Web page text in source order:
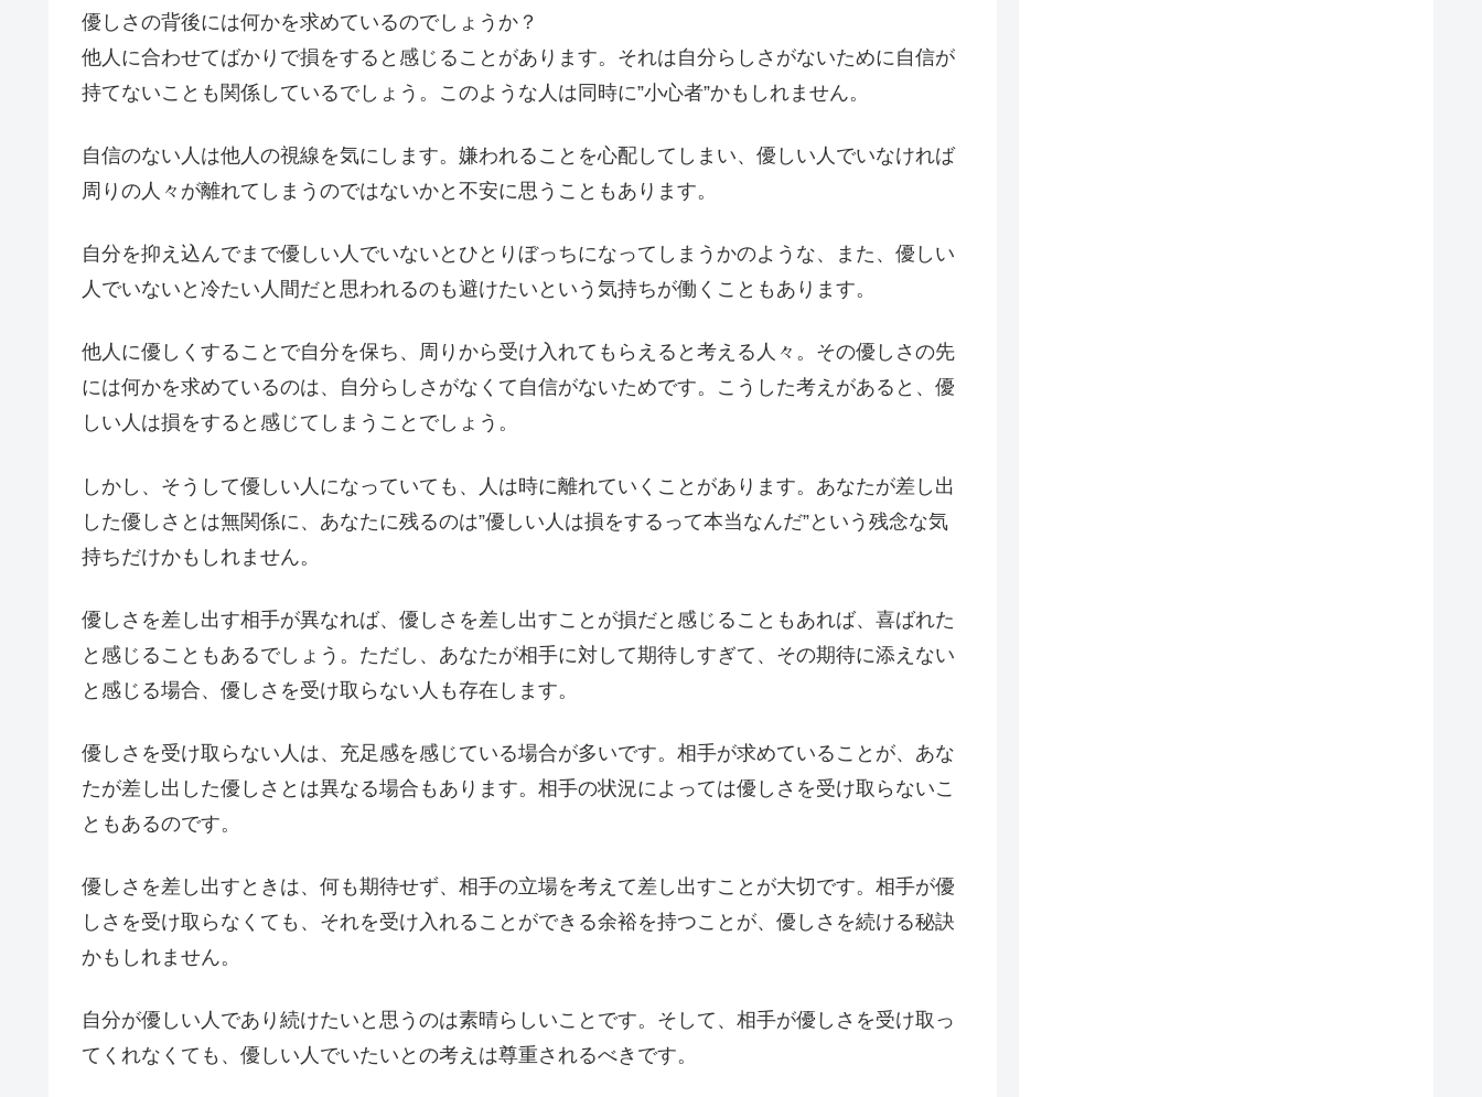
優しさの背後には何かを求めているのでしょうか？
他人に合わせてばかりで損をすると感じることがあります。それは自分らしさがないために自信が
持てないことも関係しているでしょう。このような人は同時に”小心者”かもしれません。
自信のない人は他人の視線を気にします。嫌われることを心配してしまい、優しい人でいなければ
周りの人々が離れてしまうのではないかと不安に思うこともあります。
自分を抑え込んでまで優しい人でいないとひとりぼっちになってしまうかのような、また、優しい
人でいないと冷たい人間だと思われるのも避けたいという気持ちが働くこともあります。
他人に優しくすることで自分を保ち、周りから受け入れてもらえると考える人々。その優しさの先
には何かを求めているのは、自分らしさがなくて自信がないためです。こうした考えがあると、優
しい人は損をすると感じてしまうことでしょう。
しかし、そうして優しい人になっていても、人は時に離れていくことがあります。あなたが差し出
した優しさとは無関係に、あなたに残るのは”優しい人は損をするって本当なんだ”という残念な気
持ちだけかもしれません。
優しさを差し出す相手が異なれば、優しさを差し出すことが損だと感じることもあれば、喜ばれた
と感じることもあるでしょう。ただし、あなたが相手に対して期待しすぎて、その期待に添えない
と感じる場合、優しさを受け取らない人も存在します。
優しさを受け取らない人は、充足感を感じている場合が多いです。相手が求めていることが、あな
たが差し出した優しさとは異なる場合もあります。相手の状況によっては優しさを受け取らないこ
ともあるのです。
優しさを差し出すときは、何も期待せず、相手の立場を考えて差し出すことが大切です。相手が優
しさを受け取らなくても、それを受け入れることができる余裕を持つことが、優しさを続ける秘訣
かもしれません。
自分が優しい人であり続けたいと思うのは素晴らしいことです。そして、相手が優しさを受け取っ
てくれなくても、優しい人でいたいとの考えは尊重されるべきです。